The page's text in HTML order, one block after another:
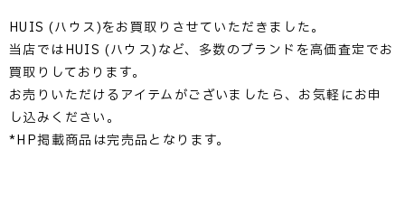
HUIS (ハウス)をお買取りさせていただきました。
当店ではHUIS (ハウス)など、多数のブランドを高価査定でお
買取りしております。
お売りいただけるアイテムがございましたら、お気軽にお申
し込みください。
*HP掲載商品は完売品となります。